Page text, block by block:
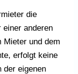
die
einer anderen
Mieter und dem
erfolgt keine
der eigenen